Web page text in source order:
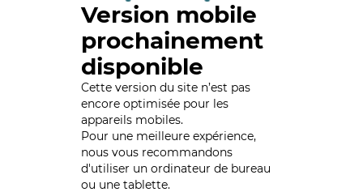
Version mobile
prochainement
disponible
Cette version du site n’est pas
encore optimisée pour les
appareils mobiles.
Pour une meilleure expérience,
nous vous recommandons
d'utiliser un ordinateur de bureau
ou une tablette.